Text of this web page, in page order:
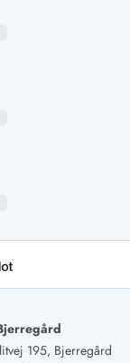
195, Bjerregård